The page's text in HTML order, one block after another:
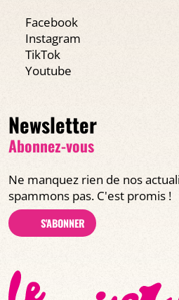
Facebook
Instagram
TikTok
Youtube
Newsletter
Abonnez-vous
Ne manquez rien de nos
spammons pas. C'est promis !
S'ABONNER